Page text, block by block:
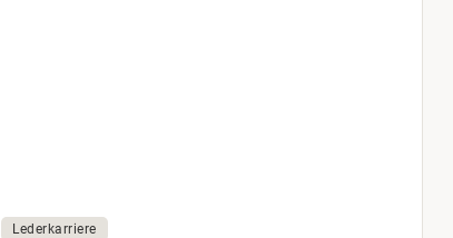
Lederkarriere